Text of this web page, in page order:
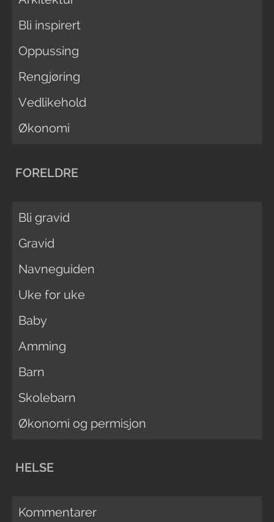
Bli inspirert
Oppussing
Rengjøring
Vedlikehold
Økonomi
FORELDRE
Bli gravid
Gravid
Navneguiden
Uke for uke
Baby
Amming
Barn
Skolebarn
Økonomi og permisjon
HELSE
Kommentarer